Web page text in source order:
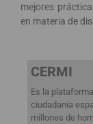
mejores
en materia de
CERMI
Es la
ciudadanía
millones de